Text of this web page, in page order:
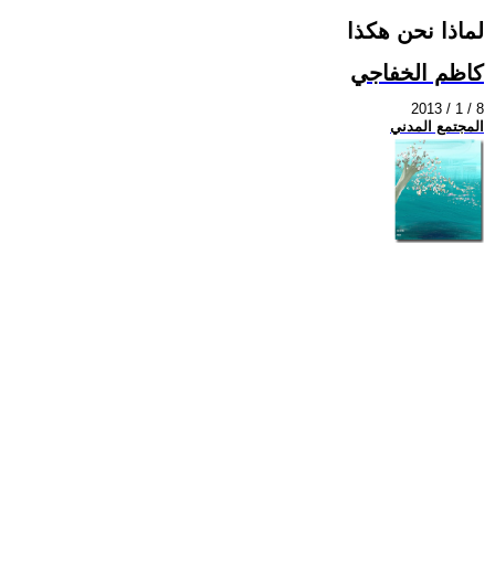
لماذا نحن هكذا
كاظم الخفاجي
2013 / 1 / 8
المجتمع المدني